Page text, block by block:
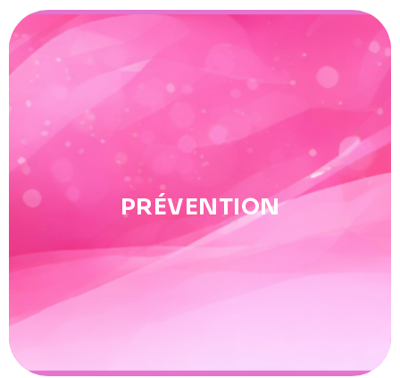
PRÉVENTION
Prévention
Lutte contre le dopage & les violences, actions pour
l'éthique & la santé.